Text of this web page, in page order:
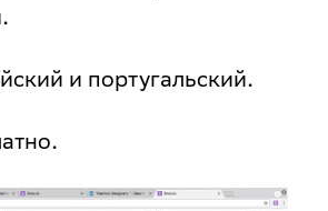
и португальский.